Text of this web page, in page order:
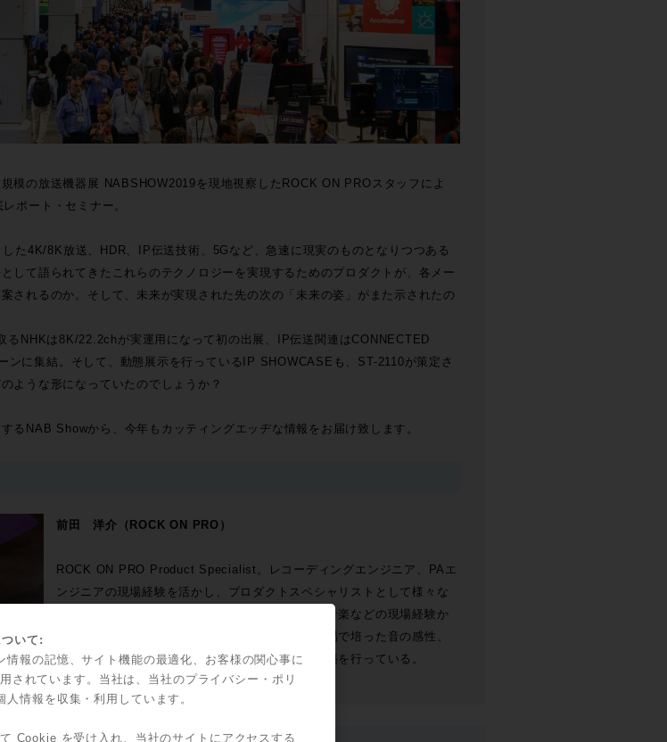
模の放送機器展 NABSHOW2019を現地視察したROCK ON PROスタッフによ
ポート・セミナー。
た4K/8K放送、HDR、IP伝送技術、5Gなど、急速に現実のものとなりつつある
して語られてきたこれらのテクノロジーを実現するためのプロダクトが、各メー
されるのか。そして、未来が実現された先の次の「未来の姿」がまた示されたの
るNHKは8K/22.2chが実運用になって初の出展、IP伝送関連はCONNECTED
ンに集結。そして、動態展示を行っているIP SHOWCASEも、ST-2110が策定さ
ような形になっていたのでしょうか？
るNAB Showから、今年もカッティングエッヂな情報をお届け致します。
前田 洋介（ROCK ON PRO）
ROCK ON PRO Product Specialist。レコーディングエンジニア、PAエ
ンジニアの現場経験を活かし、プロダクトスペシャリストとして様々な
商品のデモンストレーションを行っている。映画音楽などの現場経験か
ら、映像と音声を繋ぐワークフロー運用改善、現場で培った音の感性、
実体験に基づく商品説明、技術解説、システム構築を行っている。
いて:
報の記憶、サイト機能の最適化、お客様の関心事に
されています。当社は、当社のプライバシー・ポリ
情報を収集・利用しています。
Cookie を受け入れ、当社のサイトにアクセスする